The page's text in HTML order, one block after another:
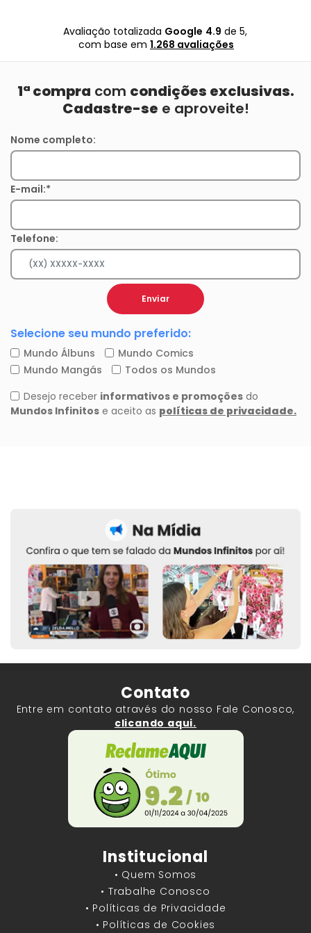
Avaliação totalizada Google 4.9 de 5,
com base em 1.268 avaliações
Contato
Entre em contato através do nosso Fale Conosco,
clicando aqui.
Institucional
• Quem Somos
• Trabalhe Conosco
• Políticas de Privacidade
• Políticas de Cookies